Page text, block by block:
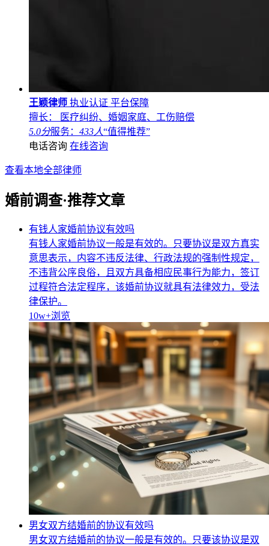
王颖律师 执业认证 平台保障
擅长： 医疗纠纷、婚姻家庭、工伤赔偿
5.0分服务： 433人“值得推荐”
电话咨询 在线咨询
查看本地全部律师
婚前调查·推荐文章
有钱人家婚前协议有效吗
有钱人家婚前协议一般是有效的。只要协议是双方真实
意思表示，内容不违反法律、行政法规的强制性规定，
不违背公序良俗，且双方具备相应民事行为能力，签订
过程符合法定程序，该婚前协议就具有法律效力，受法
律保护。
10w+浏览
男女双方结婚前的协议有效吗
男女双方结婚前的协议一般是有效的。只要该协议是双